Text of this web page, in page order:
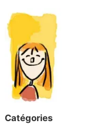
Catégories